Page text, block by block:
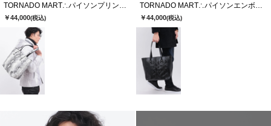
TORNADO MART∴パイソンプリントレザートートバッグ
￥44,000(税込)
TORNADO MART∴パイソンエンボスレザートートバッグ
￥44,000(税込)